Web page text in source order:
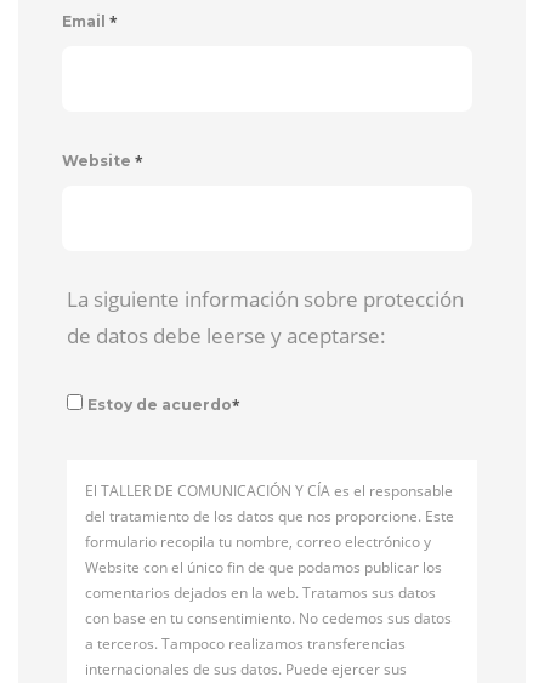
Email *
Website *
La siguiente información sobre protección
de datos debe leerse y aceptarse:
Estoy de acuerdo*
El TALLER DE COMUNICACIÓN Y CÍA es el responsable
del tratamiento de los datos que nos proporcione. Este
formulario recopila tu nombre, correo electrónico y
Website con el único fin de que podamos publicar los
comentarios dejados en la web. Tratamos sus datos
con base en tu consentimiento. No cedemos sus datos
a terceros. Tampoco realizamos transferencias
internacionales de sus datos. Puede ejercer sus